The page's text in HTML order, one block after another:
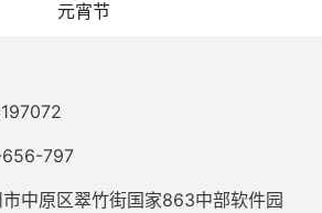
656-797
中原区翠竹街国家863中部软件园